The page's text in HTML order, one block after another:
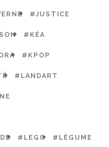
#JUSTICE
#KÉA
#KPOP
#LANDART
#LEGO #LÉGUME